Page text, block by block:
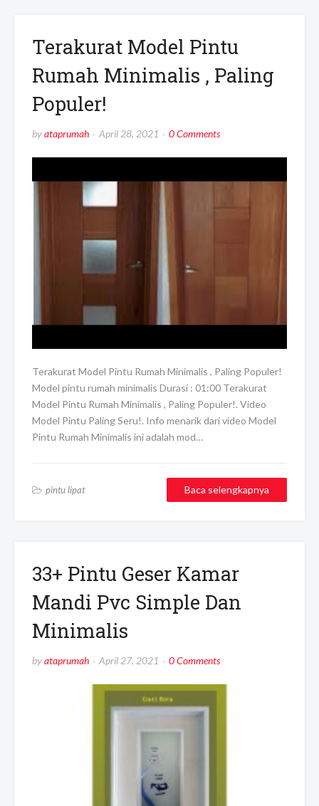
Terakurat Model Pintu
Rumah Minimalis , Paling
Populer!
byataprumah April 28, 2021 0 Comments
Terakurat Model Pintu Rumah Minimalis , Paling Populer!
Model pintu rumah minimalis Durasi : 01:00 Terakurat
Model Pintu Rumah Minimalis , Paling Populer!. Video
Model Pintu Paling Seru!. Info menarik dari video Model
Pintu Rumah Minimalis ini adalah mod…
pintu lipat Baca selengkapnya
33+ Pintu Geser Kamar
Mandi Pvc Simple Dan
Minimalis
byataprumah April 27, 2021 0 Comments